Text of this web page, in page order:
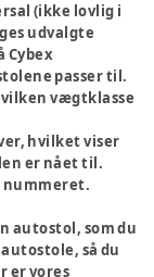
(ikke lovlig i
udvalgte
Cybex
passer til.
vægtklasse
hvilket viser
er nået til.
nummeret.
autostol, som du
så du
er vores